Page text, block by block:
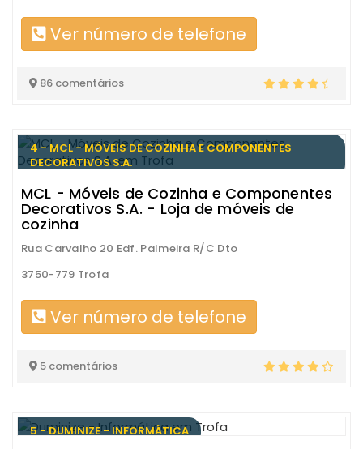
Ver número de telefone
86 comentários
4 - MCL - MÓVEIS DE COZINHA E COMPONENTES
DECORATIVOS S.A.
MCL - Móveis de Cozinha e Componentes
Decorativos S.A. - Loja de móveis de
cozinha
Rua Carvalho 20 Edf. Palmeira R/C Dto
3750-779 Trofa
Ver número de telefone
5 comentários
5 - DUMINIZE - INFORMÁTICA